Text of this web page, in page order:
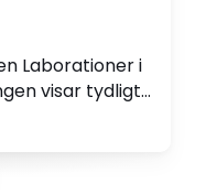
Laborationer i
visar tydligt
och om hur